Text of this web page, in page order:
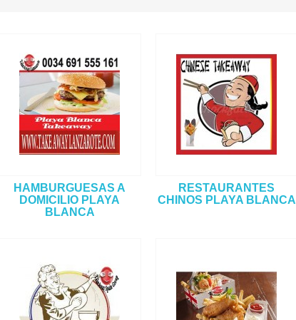
HAMBURGUESAS A
DOMICILIO PLAYA
BLANCA
RESTAURANTES
CHINOS PLAYA BLANCA